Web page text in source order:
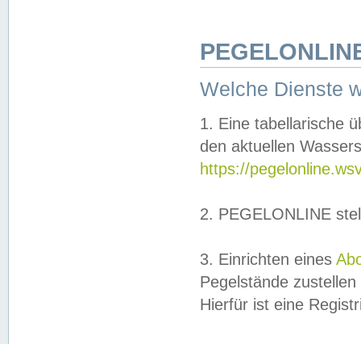
Welche Dienste
1. Eine tabellarische
den aktuellen
https://
2. PEGELONLINE
3. Einrichten eines
Pegelstände
Hierfür ist eine